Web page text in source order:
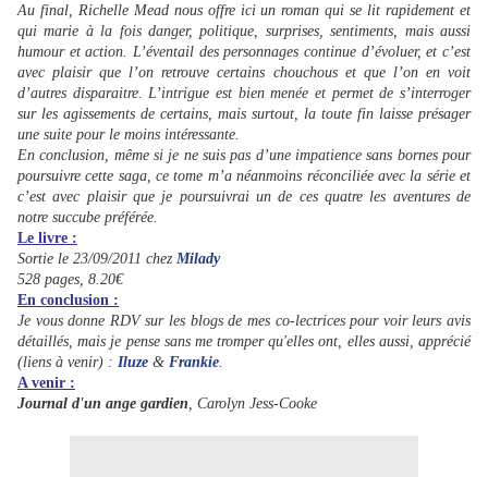
Au final, Richelle Mead nous offre ici un roman qui se lit rapidement et
qui marie à la fois danger, politique, surprises, sentiments, mais aussi
humour et action. L’éventail des personnages continue d’évoluer, et c’est
avec plaisir que l’on retrouve certains chouchous et que l’on en voit
d’autres disparaitre. L’intrigue est bien menée et permet de s’interroger
sur les agissements de certains, mais surtout, la toute fin laisse présager
une suite pour le moins intéressante.
En conclusion, même si je ne suis pas d’une impatience sans bornes pour
poursuivre cette saga, ce tome m’a néanmoins réconciliée avec la série et
c’est avec plaisir que je poursuivrai un de ces quatre les aventures de
notre succube préférée.
Le livre :
Sortie le 23/09/2011 chez Milady
528 pages, 8.20€
En conclusion :
Je vous donne RDV sur les blogs de mes co-lectrices pour voir leurs avis
détaillés, mais je pense sans me tromper qu'elles ont, elles aussi, apprécié
(liens à venir) : Iluze & Frankie.
A venir :
Journal d'un ange gardien, Carolyn Jess-Cooke